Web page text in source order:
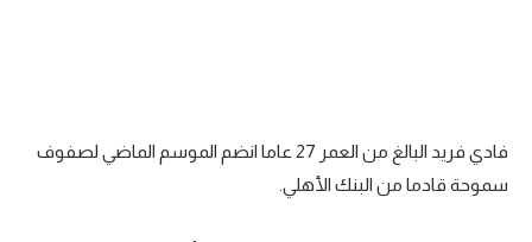
فادي فريد البالغ من العمر 27 عاما انضم الموسم الماضي لصفوف
سموحة قادما من البنك الأهلي.